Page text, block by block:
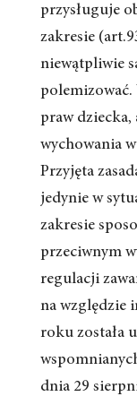
przysługuje
zakresie
niewątpliwie
polemizować.
praw dziecka,
wychowania
Przyjęta
jedynie w
zakresie
przeciwnym
regulacji
na względzie
roku została
dnia 29